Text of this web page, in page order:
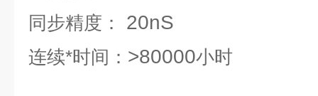
同步精度： 20nS
连续*时间： >80000小时